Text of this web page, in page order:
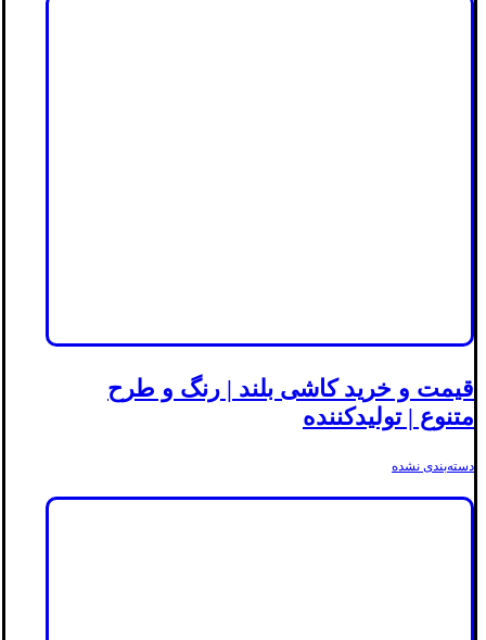
قیمت و خرید کاشی بلند | رنگ و طرح
متنوع | تولیدکننده
دسته‌بندی نشده